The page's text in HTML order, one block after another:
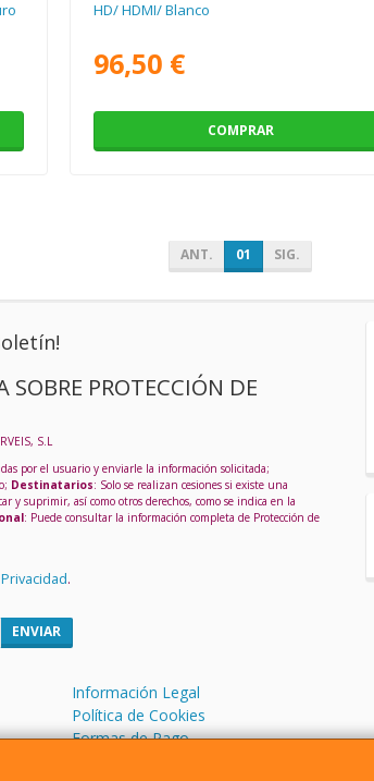
HD/ HDMI/ Blanco
96,50 €
COMPRAR
ANT. 01 SIG.
SOBRE PROTECCIÓN DE
S.L
por el usuario y enviarle la información solicitada;
Destinatarios: Solo se realizan cesiones si existe una
y suprimir, así como otros derechos, como se indica en la
: Puede consultar la información completa de Protección de
.
ENVIAR
Información Legal
Política de Cookies
Formas de Pago